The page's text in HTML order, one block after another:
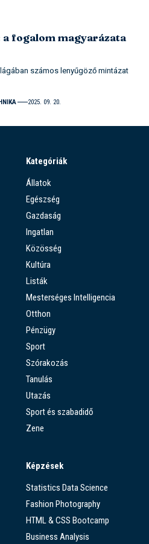
fogalom magyarázata
számos lenyűgöző mintázat
2025. 09. 20.
Kategóriák
Állatok
Egészség
Gazdaság
Ingatlan
Közösség
Kultúra
Listák
Mesterséges Intelligencia
Otthon
Pénzügy
Sport
Szórakozás
Tanulás
Utazás
Sport és szabadidő
Zene
Képzések
Statistics Data Science
Fashion Photography
HTML & CSS Bootcamp
Business Analysis